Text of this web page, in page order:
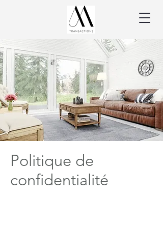
Politique de
confidentialité